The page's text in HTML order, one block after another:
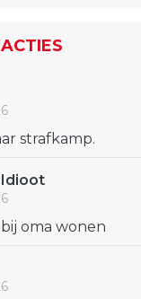
strafkamp.
oma wonen